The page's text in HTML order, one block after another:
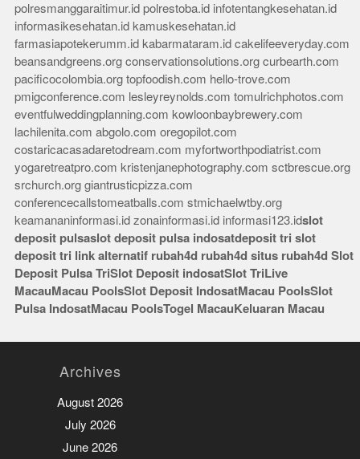
polresmanggaraitimur.id polrestoba.id infotentangkesehatan.id
informasikesehatan.id kamuskesehatan.id
farmasiapotekerumm.id kabarmataram.id cakelifeeveryday.com
beansandgreens.org conservationsolutions.org curbearth.com
pacificocolombia.org topfoodish.com hello-trove.com
pmigconference.com lesleyreynolds.com tomulrichphotos.com
eventfulweddingplanning.com kowloonbaybrewery.com
lachilenita.com abgolo.com oregopilot.com
costaricacasadaretodream.com myfortworthpodiatrist.com
yogaretreatpro.com kristenjanephotography.com sctbrescue.org
srchurch.org giantrusticpizza.com
conferencecallstomeatballs.com stmichaelwtby.org
keamananinformasi.id zonainformasi.id informasi123.idslot
deposit pulsaslot deposit pulsa indosatdeposit tri slot
deposit tri link alternatif rubah4d rubah4d situs rubah4d Slot
Deposit Pulsa TriSlot Deposit indosatSlot TriLive
MacauMacau PoolsSlot Deposit IndosatMacau PoolsSlot
Pulsa IndosatMacau PoolsTogel MacauKeluaran Macau
Archives
August 2026
July 2026
June 2026